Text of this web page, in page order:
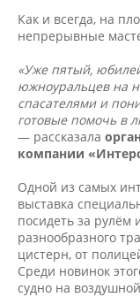
Как и всегда, на
непрерывные
«Уже пятый,
южноуральцев на
спасателями и
готовые помочь в
— рассказала
компании
Одной из самых
выставка
посидеть за рулём
разнообразного
цистерн, от
Среди новинок
судно на